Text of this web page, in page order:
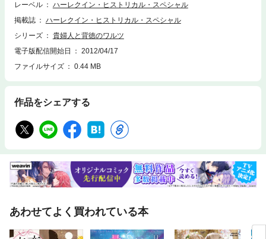
す。
レーベル
ハーレクイン・ヒストリカル・スペシャル
掲載誌
ハーレクイン・ヒストリカル・スペシャル
シリーズ
貴婦人と背徳のワルツ
電子版配信開始日
2012/04/17
ファイルサイズ
0.44 MB
作品をシェアする
あわせてよく買われている本